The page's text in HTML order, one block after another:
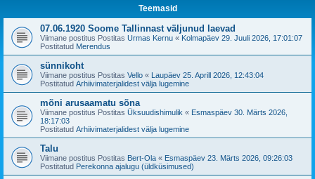
Teemasid
07.06.1920 Soome Tallinnast väljunud laevad
Viimane postitus Postitas Urmas Kernu « Kolmapäev 29. Juuli 2026, 17:01:07
Postitatud Merendus
sünnikoht
Viimane postitus Postitas Vello « Laupäev 25. Aprill 2026, 12:43:04
Postitatud Arhiivimaterjalidest välja lugemine
mõni arusaamatu sõna
Viimane postitus Postitas Üksuudishimulik « Esmaspäev 30. Märts 2026,
18:17:03
Postitatud Arhiivimaterjalidest välja lugemine
Talu
Viimane postitus Postitas Bert-Ola « Esmaspäev 23. Märts 2026, 09:26:03
Postitatud Perekonna ajalugu (üldküsimused)